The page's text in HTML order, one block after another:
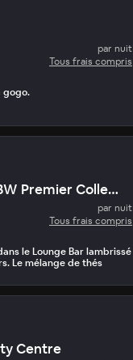
par nuit
Tous frais compris
gogo.
Birmingham North Moor Hall Hotel, BW Premier Collection
par nuit
Tous frais compris
le Lounge Bar lambrissé
Le mélange de thés
Centre